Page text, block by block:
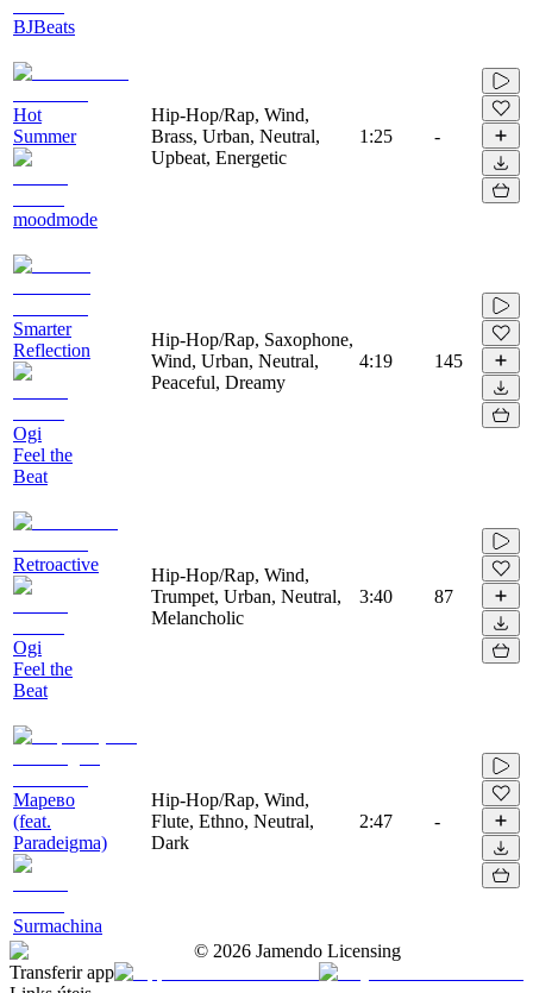
BJBeats
Hot
Summer
moodmode
Hip-Hop/Rap, Wind,
Brass, Urban, Neutral,
Upbeat, Energetic
1:25 -
Smarter
Reflection
Ogi
Feel the
Beat
Hip-Hop/Rap, Saxophone,
Wind, Urban, Neutral,
Peaceful, Dreamy
4:19 145
Retroactive
Ogi
Feel the
Beat
Hip-Hop/Rap, Wind,
Trumpet, Urban, Neutral,
Melancholic
3:40 87
Марево
(feat.
Paradeigma)
Surmachina
Hip-Hop/Rap, Wind,
Flute, Ethno, Neutral,
Dark
2:47 -
© 2026 Jamendo Licensing
Transferir app